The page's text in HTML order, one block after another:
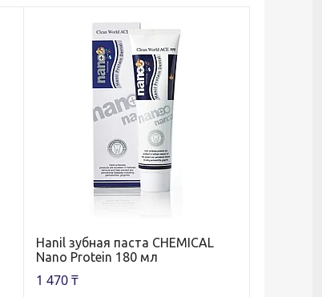
Hanil зубная паста CHEMICAL
Nano Protein 180 мл
1 470 ₸